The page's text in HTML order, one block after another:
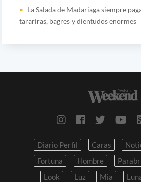
La Salada de Madariaga siempre
tarariras, bagres y dientudos enormes
Diario Perfil Caras
Fortuna
Hombre
Look
Luz Mia